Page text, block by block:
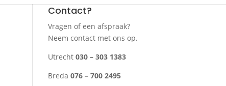
Contact?
Vragen of een afspraak?
Neem contact met ons op.
Utrecht 030 – 303 1383
Breda 076 – 700 2495